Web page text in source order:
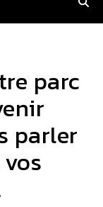
parc
parler